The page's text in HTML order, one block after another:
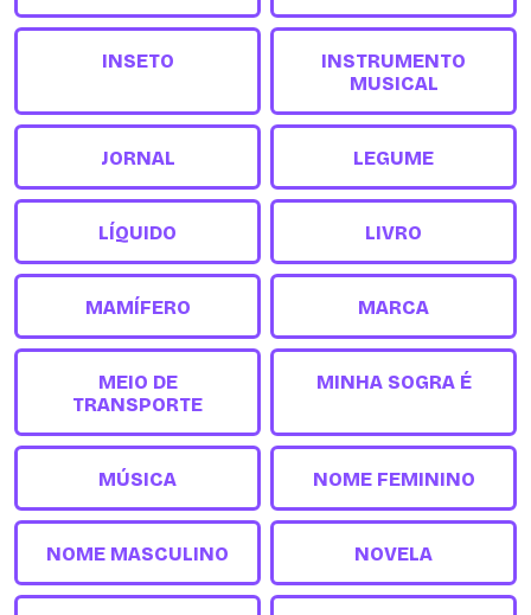
INSETO
INSTRUMENTO
MUSICAL
JORNAL LEGUME
LÍQUIDO LIVRO
MAMÍFERO MARCA
MEIO DE
TRANSPORTE
MINHA SOGRA É
MÚSICA NOME FEMININO
NOME MASCULINO NOVELA